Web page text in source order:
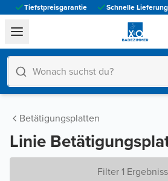
Tiefstpreisgarantie Schnelle Lieferung
Betätigungsplatten
Linie
Filter 1